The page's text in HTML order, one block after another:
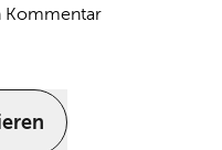
Kommentar